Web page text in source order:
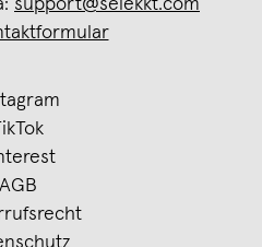
support@selekkt.com
AGB